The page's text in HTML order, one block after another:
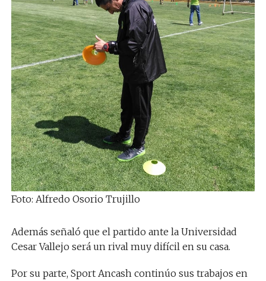
Foto: Alfredo Osorio Trujillo
Además señaló que el partido ante la Universidad
Cesar Vallejo será un rival muy difícil en su casa.
Por su parte, Sport Ancash continúo sus trabajos en